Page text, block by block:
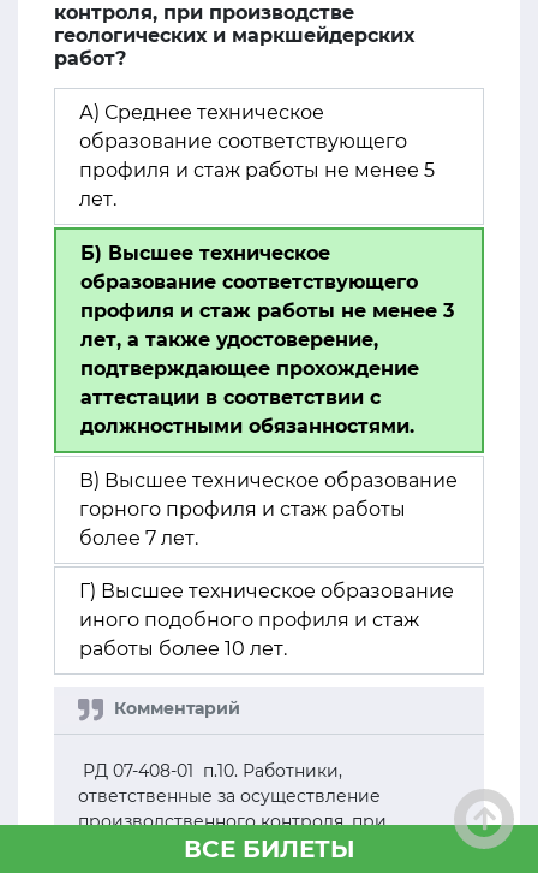
контроля, при производстве
геологических и маркшейдерских
работ?
А) Среднее техническое
образование соответствующего
профиля и стаж работы не менее 5
лет.
Б) Высшее техническое
образование соответствующего
профиля и стаж работы не менее 3
лет, а также удостоверение,
подтверждающее прохождение
аттестации в соответствии с
должностными обязанностями.
В) Высшее техническое образование
горного профиля и стаж работы
более 7 лет.
Г) Высшее техническое образование
иного подобного профиля и стаж
работы более 10 лет.
РД 07-408-01 п.10. Работники,
ответственные за осуществление
производственного контроля, при
производстве геологических и
ВСЕ БИЛЕТЫ